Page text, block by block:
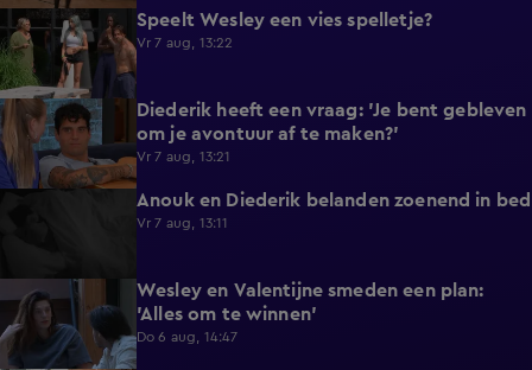
0:48 Speelt Wesley een vies spelletje?
Vr 7 aug, 13:22
0:37
Diederik heeft een vraag: 'Je bent gebleven
om je avontuur af te maken?'
Vr 7 aug, 13:21
Anouk en Diederik belanden zoenend in bed
Vr 7 aug, 13:11
0:26
Wesley en Valentijne smeden een plan:
'Alles om te winnen'
Do 6 aug, 14:47